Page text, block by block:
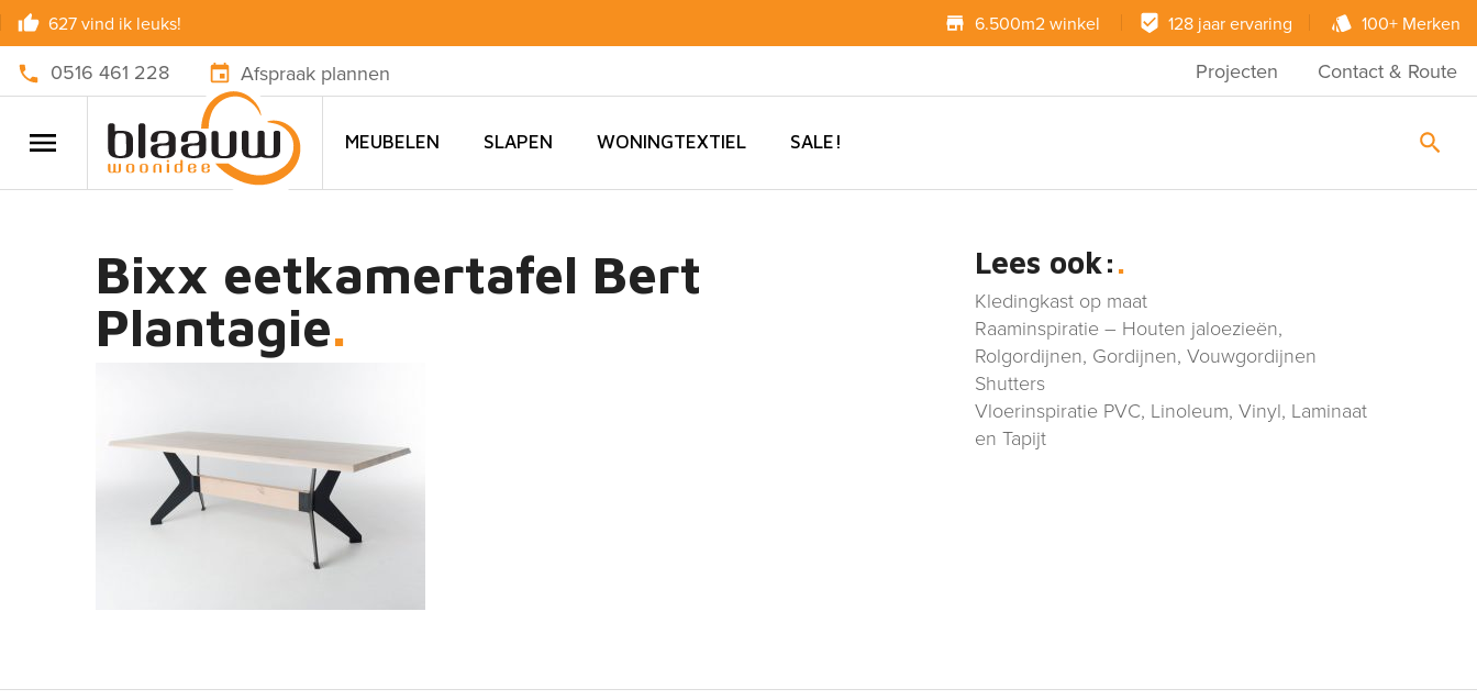
627 vind ik leuks! 6.500m2 winkel 128 jaar ervaring 100+ Merken
0516 461 228 Afspraak plannen Projecten Contact & Route
MEUBELEN SLAPEN WONINGTEXTIEL SALE!
Bixx eetkamertafel Bert
Plantagie
Lees ook:
Kledingkast op maat
Raaminspiratie – Houten jaloezieën,
Rolgordijnen, Gordijnen, Vouwgordijnen
Shutters
Vloerinspiratie PVC, Linoleum, Vinyl, Laminaat
en Tapijt